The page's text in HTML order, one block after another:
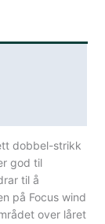
dobbel-strikk
god til
til å
på Focus wind
over låret